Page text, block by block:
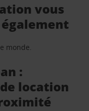
vous
monde.
:
location